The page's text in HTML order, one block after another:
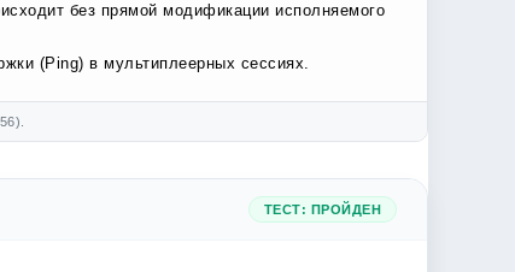
без прямой модификации исполняемого
(Ping) в мультиплеерных сессиях.
ТЕСТ: ПРОЙДЕН